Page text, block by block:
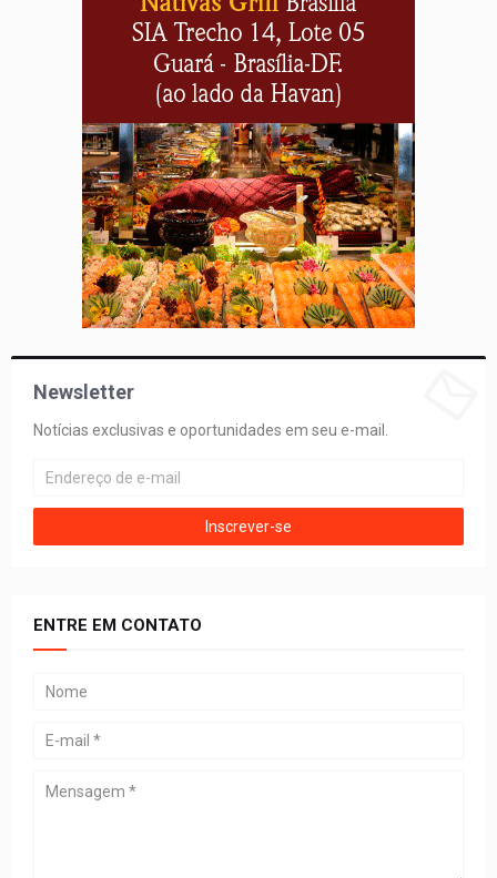
Newsletter
Notícias exclusivas e oportunidades em seu e-mail.
ENTRE EM CONTATO